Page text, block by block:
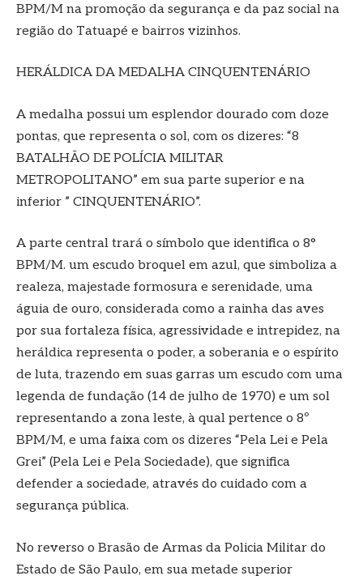
BPM/M na promoção da segurança e da paz social na
região do Tatuapé e bairros vizinhos.
HERÁLDICA DA MEDALHA CINQUENTENÁRIO
A medalha possui um esplendor dourado com doze
pontas, que representa o sol, com os dizeres: “8
BATALHÃO DE POLÍCIA MILITAR
METROPOLITANO” em sua parte superior e na
inferior ” CINQUENTENÁRIO”.
A parte central trará o símbolo que identifica o 8°
BPM/M. um escudo broquel em azul, que simboliza a
realeza, majestade formosura e serenidade, uma
águia de ouro, considerada como a rainha das aves
por sua fortaleza física, agressividade e intrepidez, na
heráldica representa o poder, a soberania e o espírito
de luta, trazendo em suas garras um escudo com uma
legenda de fundação (14 de julho de 1970) e um sol
representando a zona leste, à qual pertence o 8º
BPM/M, e uma faixa com os dizeres “Pela Lei e Pela
Grei” (Pela Lei e Pela Sociedade), que significa
defender a sociedade, através do cuidado com a
segurança pública.
No reverso o Brasão de Armas da Policia Militar do
Estado de São Paulo, em sua metade superior